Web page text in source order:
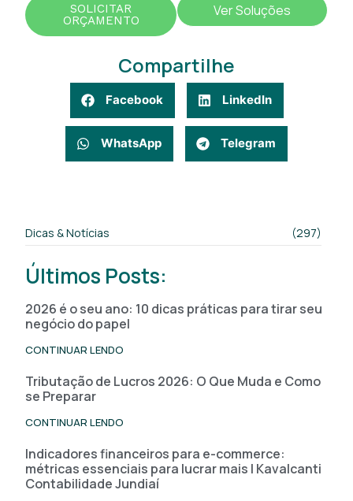
SOLICITAR
ORÇAMENTO
Ver Soluções
Compartilhe
Facebook LinkedIn
WhatsApp Telegram
Dicas & Notícias (297)
Últimos Posts:
2026 é o seu ano: 10 dicas práticas para tirar seu
negócio do papel
CONTINUAR LENDO
Tributação de Lucros 2026: O Que Muda e Como
se Preparar
CONTINUAR LENDO
Indicadores financeiros para e-commerce:
métricas essenciais para lucrar mais | Kavalcanti
Contabilidade Jundiaí